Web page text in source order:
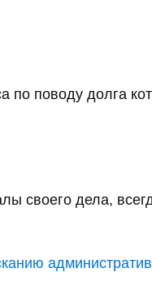
по поводу долга
своего дела,